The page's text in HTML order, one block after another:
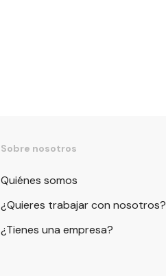
Sobre nosotros
Quiénes somos
¿Quieres trabajar con nosotros?
¿Tienes una empresa?